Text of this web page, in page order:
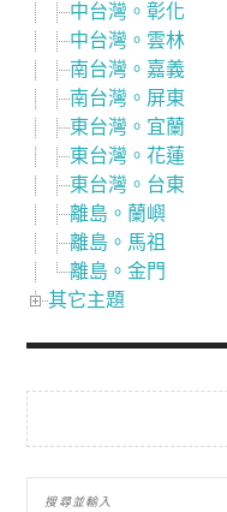
中台灣。彰化
中台灣。雲林
南台灣。嘉義
南台灣。屏東
東台灣。宜蘭
東台灣。花蓮
東台灣。台東
離島。蘭嶼
離島。馬祖
離島。金門
其它主題